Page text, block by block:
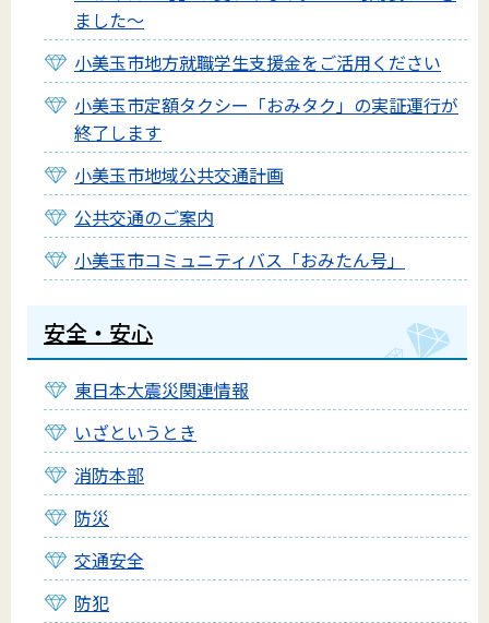
ました～
小美玉市地方就職学生支援金をご活用ください
小美玉市定額タクシー「おみタク」の実証運行が
終了します
小美玉市地域公共交通計画
公共交通のご案内
小美玉市コミュニティバス「おみたん号」
安全・安心
東日本大震災関連情報
いざというとき
消防本部
防災
交通安全
防犯